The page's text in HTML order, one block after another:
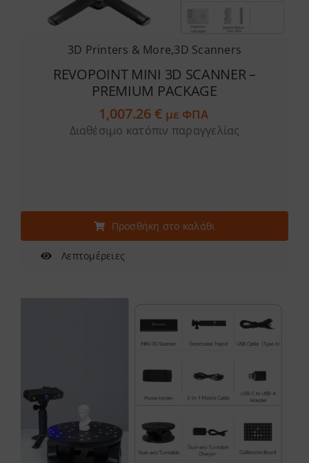
3D Printers & More,3D Scanners
REVOPOINT MINI 3D SCANNER –
PREMIUM PACKAGE
1,007.26€ με ΦΠΑ
Διαθέσιμο κατόπιν παραγγελίας
Προσθήκη στο καλάθι
Λεπτομέρειες